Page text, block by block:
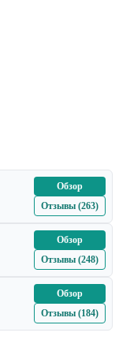
Обзор
Отзывы (263)
Обзор
Отзывы (248)
Обзор
Отзывы (184)